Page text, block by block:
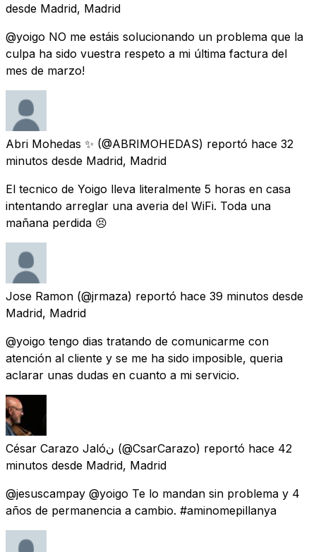
desde Madrid, Madrid
@yoigo NO me estáis solucionando un problema que la
culpa ha sido vuestra respeto a mi última factura del
mes de marzo!
Abri Mohedas ✨ (@ABRIMOHEDAS) reportó hace 32
minutos desde Madrid, Madrid
El tecnico de Yoigo lleva literalmente 5 horas en casa
intentando arreglar una averia del WiFi. Toda una
mañana perdida 😣
Jose Ramon (@jrmaza) reportó hace 39 minutos desde
Madrid, Madrid
@yoigo tengo dias tratando de comunicarme con
atención al cliente y se me ha sido imposible, queria
aclarar unas dudas en cuanto a mi servicio.
César Carazo Jalóن (@CsarCarazo) reportó hace 42
minutos desde Madrid, Madrid
@jesuscampay @yoigo Te lo mandan sin problema y 4
años de permanencia a cambio. #aminomepillanya